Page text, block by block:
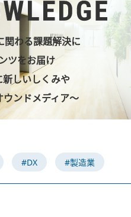
わる課題解決に
ツをお届け
しいしくみや
ンドメディア～
#DX #製造業